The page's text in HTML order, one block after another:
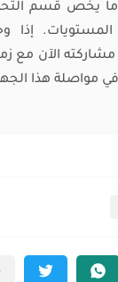
يخص قسم
المستويات. إذا
مشاركته الآن مع
في مواصلة هذا